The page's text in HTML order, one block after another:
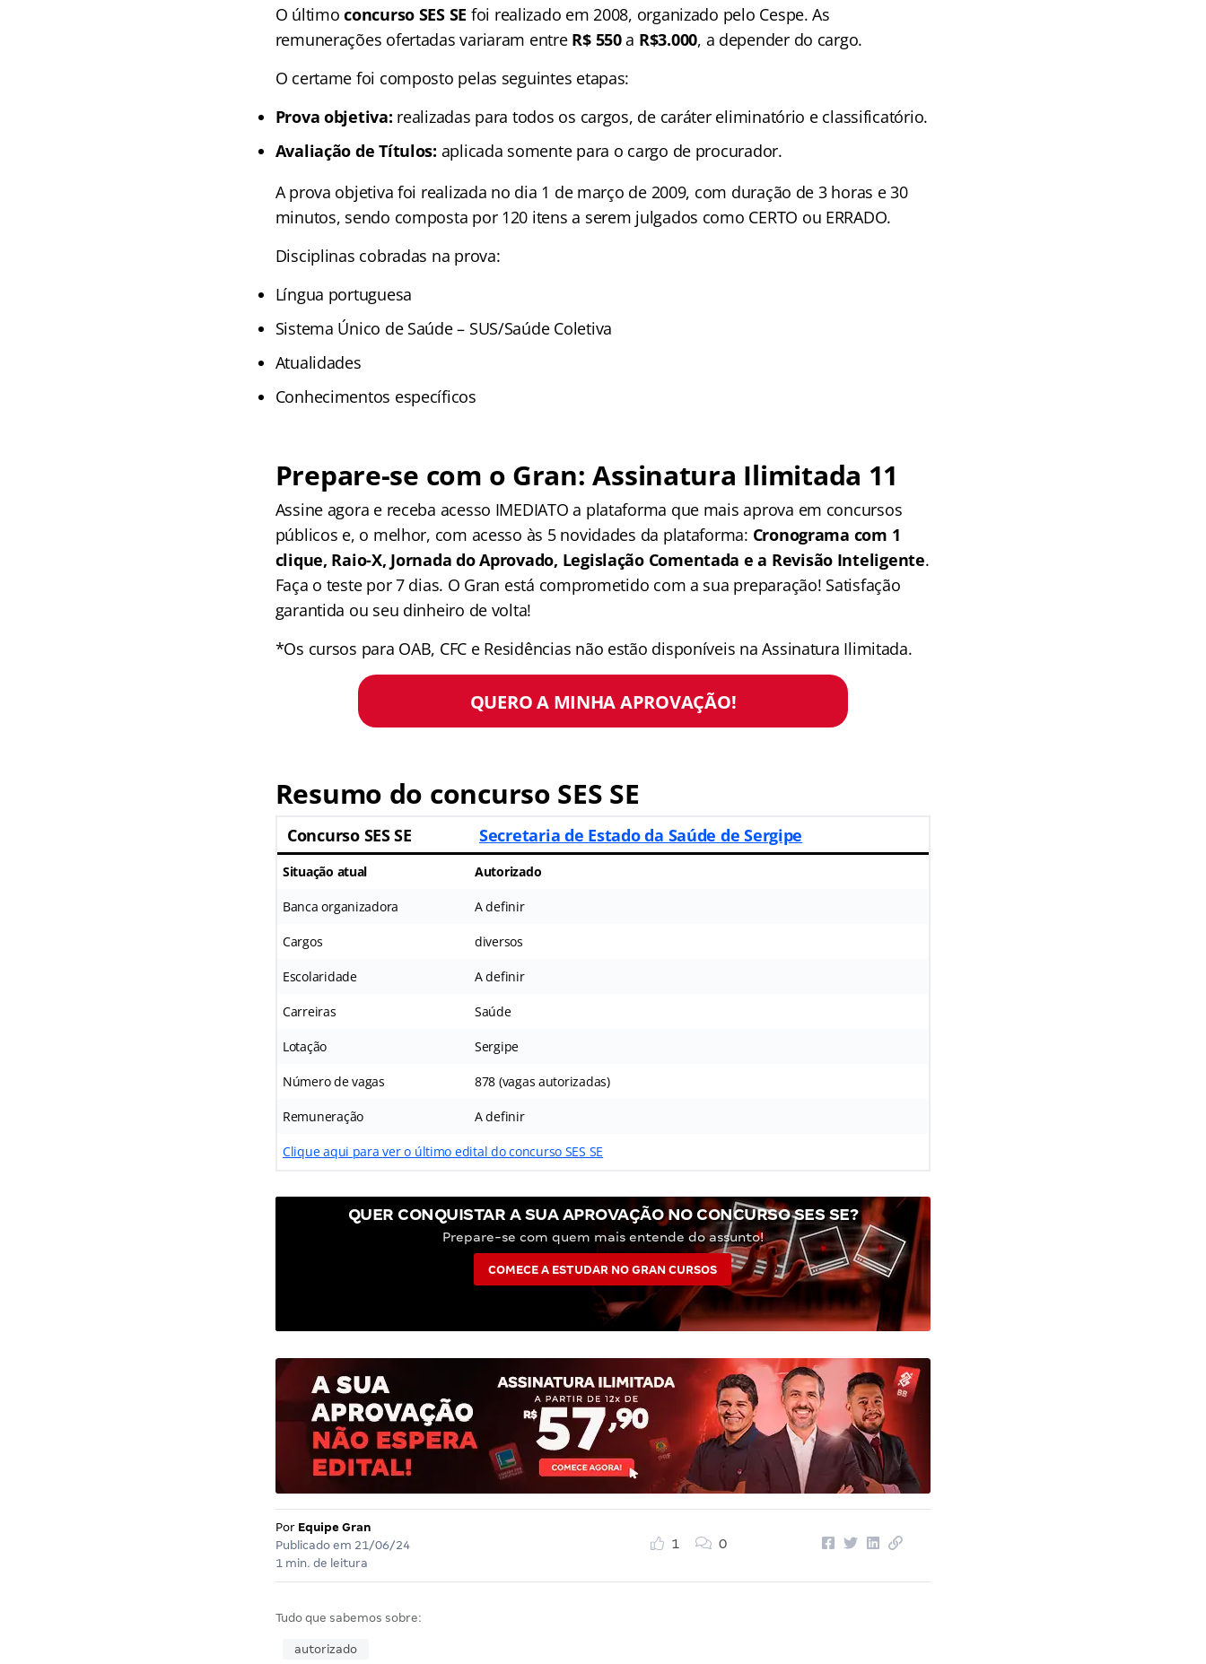
O últimoconcurso SES SE foi realizado em 2008, organizado pelo Cespe. As
remunerações ofertadas variaram entre R$ 550a R$3.000, a depender do cargo.
O certame foi composto pelas seguintes etapas:
Prova objetiva: realizadas para todos os cargos, de caráter eliminatório e classificatório.
Avaliação de Títulos: aplicada somente para o cargo de procurador.
A prova objetiva foi realizada no dia 1 de março de 2009, com duração de 3 horas e 30
minutos, sendo composta por 120 itens a serem julgados como CERTO ou ERRADO.
Disciplinas cobradas na prova:
Língua portuguesa
Sistema Único de Saúde – SUS/Saúde Coletiva
Atualidades
Conhecimentos específicos
Prepare-se com o Gran: Assinatura Ilimitada 11
Assine agora e receba acesso IMEDIATO a plataforma que mais aprova em concursos
públicos e, o melhor, com acesso às 5 novidades da plataforma: Cronograma com 1
clique, Raio-X, Jornada do Aprovado, Legislação Comentada e a Revisão Inteligente.
Faça o teste por 7 dias. O Gran está comprometido com a sua preparação! Satisfação
garantida ou seu dinheiro de volta!
*Os cursos para OAB, CFC e Residências não estão disponíveis na Assinatura Ilimitada.
QUERO A MINHA APROVAÇÃO!
Resumo do concurso SES SE
Concurso SES SE Secretaria de Estado da Saúde de Sergipe
Situação atual Autorizado
Banca organizadora A definir
Cargos diversos
Escolaridade A definir
Carreiras Saúde
Lotação Sergipe
Número de vagas 878 (vagas autorizadas)
Remuneração A definir
Clique aqui para ver o último edital do concurso SES SE
QUER CONQUISTAR A SUA APROVAÇÃO NO CONCURSO SES SE?
Prepare-se com quem mais entende do assunto!
COMECE A ESTUDAR NO GRAN CURSOS
Por Equipe Gran
Publicado em 21/06/24
1 min. de leitura
1 0
Tudo que sabemos sobre:
autorizado